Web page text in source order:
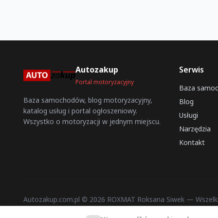
Autozakup
Portal motoryzacyjny
Baza samochodów, blog motoryzacyjny,
katalog usług i portal ogłoszeniowy.
Wszystko o motoryzacji w jednym miejscu.
Serwis
Baza
Blog
Usługi
Narzędzia
Kontakt
Autozakup.com.pl © 2026 ROXMAT Roksana Siwek —